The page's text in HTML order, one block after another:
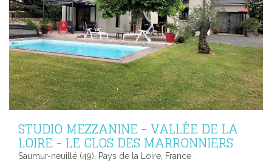
STUDIO MEZZANINE - VALLÉE DE LA
LOIRE - LE CLOS DES MARRONNIERS
Saumur-neuillé (49), Pays de la Loire, France